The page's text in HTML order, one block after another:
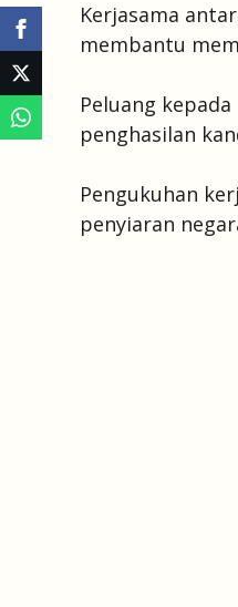
Kerjasama
membantu
Peluang
penghasilan
Pengukuhan
penyiaran